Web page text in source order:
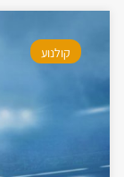
קולנוע